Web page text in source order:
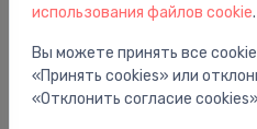
Nerūsējošā tērauda sistēmas
⬤
Sanpress Inox korķis 35
использования файлов cookie.
Вы можете принять все
«Принять cookies» или
«Отклонить согласие cookies»